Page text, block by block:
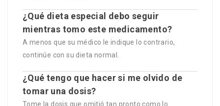
¿Qué dieta especial debo seguir
mientras tomo este medicamento?
A menos que su médico le indique lo contrario,
continúe con su dieta normal.
¿Qué tengo que hacer si me olvido de
tomar una dosis?
Tome la dosis que omitió tan pronto como lo